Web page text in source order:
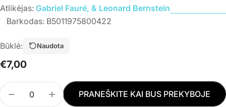
Atlikėjas: Gabriel Fauré, & Leonard Bernstein
Barkodas: B5011975800422
Būklė: Naudota
Įprasta
€7,00
Kiekis
SUMAŽINTI PREKĖS CD GABRIEL FAURÉ
PADIDINTI PREKĖS CD GABRIEL
PRANEŠKITE KAI BUS PREKYBOJE